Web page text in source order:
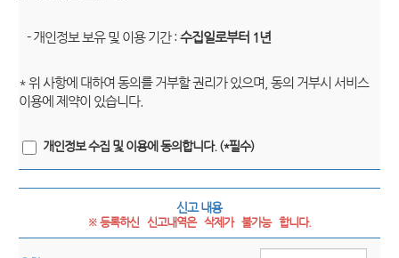
- 개인정보 보유 및 이용 기간 : 수집일로부터 1년
* 위 사항에 대하여 동의를 거부할 권리가 있으며, 동의 거부시 서비스
이용에 제약이 있습니다.
개인정보 수집 및 이용에 동의합니다. (*필수)
신고 내용
※ 등록하신   신고내역은   삭제가   불가능   합니다.